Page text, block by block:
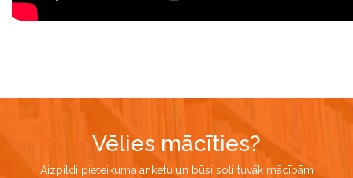
Vēlies mācīties?
Aizpildi pieteikuma anketu un būsi soli tuvāk mācībām